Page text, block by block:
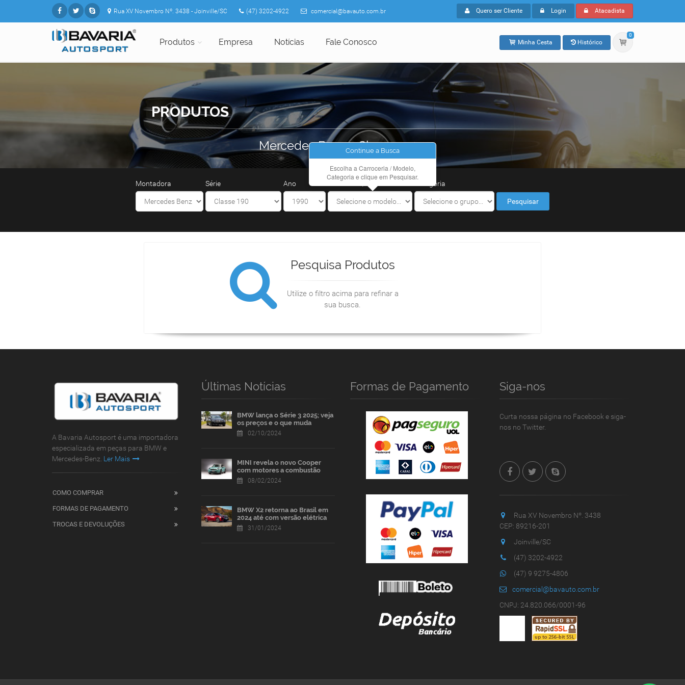
Rua XV Novembro Nº. 3438 - Joinville/SC (47) 3202-4922 comercial@bavauto.com.br Quero ser Cliente Login Atacadista
Produtos Empresa Notícias Fale Conosco Minha Cesta Histórico
0
PRODUTOS
Mercedes Benz - Classe 190 -
Montadora Série Ano Carroceria / Modelo Categoria
Pesquisar
Pesquisa Produtos
Utilize o filtro acima para refinar a
sua busca.
A Bavaria Autosport é uma importadora
especializada em peças para BMW e
Mercedes-Benz. Ler Mais
COMO COMPRAR
FORMAS DE PAGAMENTO
TROCAS E DEVOLUÇÕES
Últimas Notícias
BMW lança o Série 3 2025; veja
os preços e o que muda
02/10/2024
MINI revela o novo Cooper
com motores a combustão
08/02/2024
BMW X2 retorna ao Brasil em
2024 até com versão elétrica
31/01/2024
Formas de Pagamento Siga-nos
Curta nossa página no Facebook e siga-
nos no Twitter.
Rua XV Novembro Nº. 3438
CEP: 89216-201
Joinville/SC
(47) 3202-4922
(47) 9 9275-4806
comercial@bavauto.com.br
CNPJ: 24.820.066/0001-96
Continue a Busca
Escolha a Carroceria / Modelo,
Categoria e clique em Pesquisar.